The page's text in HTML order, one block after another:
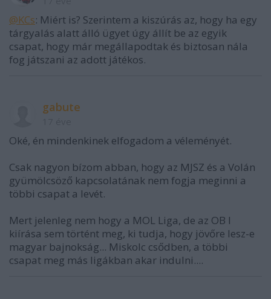
@KCs: Miért is? Szerintem a kiszúrás az, hogy ha egy
tárgyalás alatt álló ügyet úgy állít be az egyik
csapat, hogy már megállapodtak és biztosan nála
fog játszani az adott játékos.
gabute
Oké, én mindenkinek elfogadom a véleményét.
Csak nagyon bízom abban, hogy az MJSZ és a Volán
gyümölcsöző kapcsolatának nem fogja meginni a
többi csapat a levét.
Mert jelenleg nem hogy a MOL Liga, de az OB I
kiírása sem történt meg, ki tudja, hogy jövőre lesz-e
magyar bajnokság... Miskolc csődben, a többi
csapat meg más ligákban akar indulni....